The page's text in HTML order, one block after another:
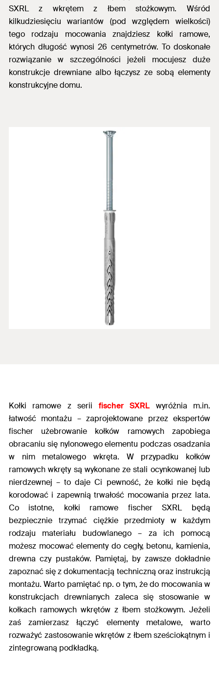
SXRL z wkrętem z łbem stożkowym. Wśród
kilkudziesięciu wariantów (pod względem wielkości)
tego rodzaju mocowania znajdziesz kołki ramowe,
których długość wynosi 26 centymetrów. To doskonałe
rozwiązanie w szczególności jeżeli mocujesz duże
konstrukcje drewniane albo łączysz ze sobą elementy
konstrukcyjne domu.
Kołki ramowe z serii fischer SXRL wyróżnia m.in.
łatwość montażu – zaprojektowane przez ekspertów
fischer użebrowanie kołków ramowych zapobiega
obracaniu się nylonowego elementu podczas osadzania
w nim metalowego wkręta. W przypadku kołków
ramowych wkręty są wykonane ze stali ocynkowanej lub
nierdzewnej – to daje Ci pewność, że kołki nie będą
korodować i zapewnią trwałość mocowania przez lata.
Co istotne, kołki ramowe fischer SXRL będą
bezpiecznie trzymać ciężkie przedmioty w każdym
rodzaju materiału budowlanego – za ich pomocą
możesz mocować elementy do cegły, betonu, kamienia,
drewna czy pustaków. Pamiętaj, by zawsze dokładnie
zapoznać się z dokumentacją techniczną oraz instrukcją
montażu. Warto pamiętać np. o tym, że do mocowania w
konstrukcjach drewnianych zaleca się stosowanie w
kołkach ramowych wkrętów z łbem stożkowym. Jeżeli
zaś zamierzasz łączyć elementy metalowe, warto
rozważyć zastosowanie wkrętów z łbem sześciokątnym i
zintegrowaną podkładką.